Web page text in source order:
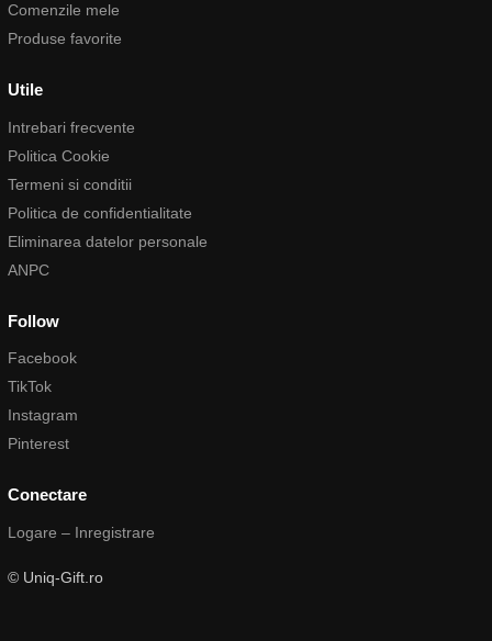
Comenzile mele
Produse favorite
Utile
Intrebari frecvente
Politica Cookie
Termeni si conditii
Politica de confidentialitate
Eliminarea datelor personale
ANPC
Follow
Facebook
TikTok
Instagram
Pinterest
Conectare
Logare – Inregistrare
© Uniq-Gift.ro